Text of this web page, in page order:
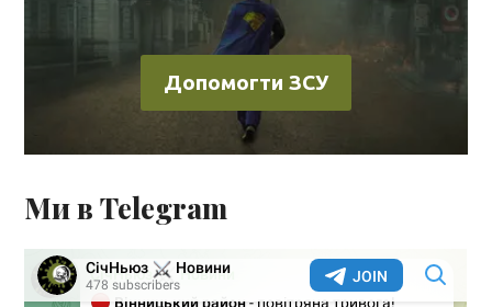
Допомогти ЗСУ
Ми в Telegram